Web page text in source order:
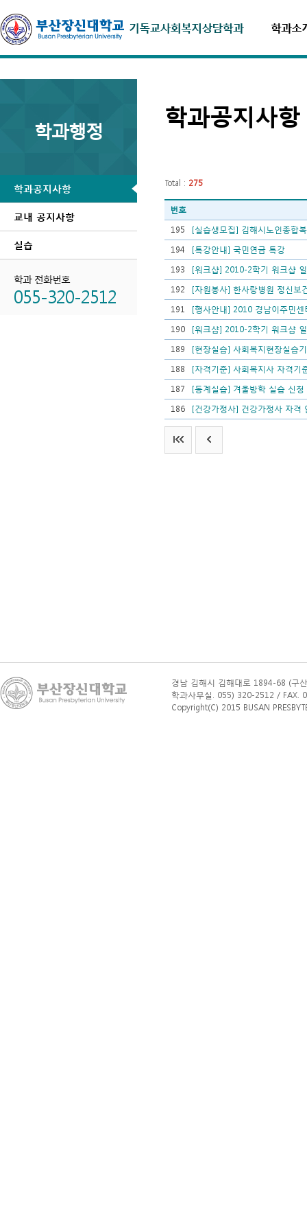
학과소
학과행정
학과공지사항
교내 공지사항
실습
학과 전화번호
055-320-2512
학과공지사항
Total : 275
번호
195
[실습생모집] 김해시노인종합
194
[특강안내] 국민연금 특강
193
[워크샵] 2010-2학기 워크샵
192
[자원봉사] 한사랑병원 정신보
191
[행사안내] 2010 경남이주민센
190
[워크샵] 2010-2학기 워크샵
189
[현장실습] 사회복지현장실습
188
[자격기준] 사회복지사 자격기
187
[동계실습] 겨울방학 실습 신청
186
[건강가정사] 건강가정사 자격
경남 김해시 김해대로 1894-68 (구
학과사무실. 055) 320-2512 / FAX.
Copyright(C) 2015 BUSAN